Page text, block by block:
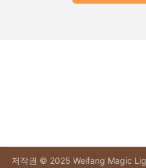
저작권 © 2025 Weifang Magic